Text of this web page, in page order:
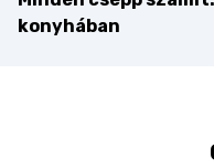
konyhában